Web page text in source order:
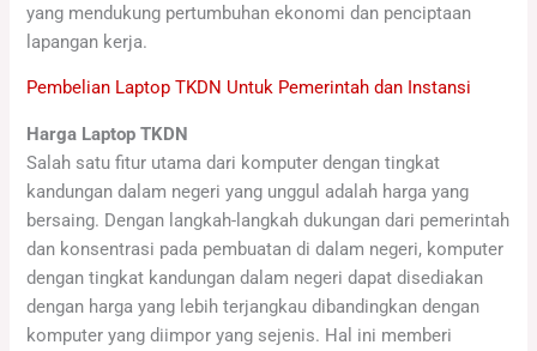
yang mendukung pertumbuhan ekonomi dan penciptaan
lapangan kerja.
Pembelian Laptop TKDN Untuk Pemerintah dan Instansi
Harga Laptop TKDN
Salah satu fitur utama dari komputer dengan tingkat
kandungan dalam negeri yang unggul adalah harga yang
bersaing. Dengan langkah-langkah dukungan dari pemerintah
dan konsentrasi pada pembuatan di dalam negeri, komputer
dengan tingkat kandungan dalam negeri dapat disediakan
dengan harga yang lebih terjangkau dibandingkan dengan
komputer yang diimpor yang sejenis. Hal ini memberi